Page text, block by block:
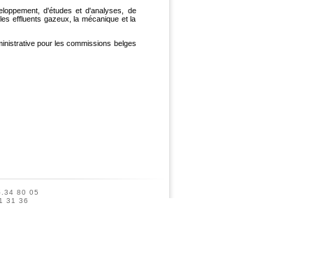
d'études et d'analyses, de
effluents gazeux, la mécanique et la
pour les commissions belges
80 05
31 36